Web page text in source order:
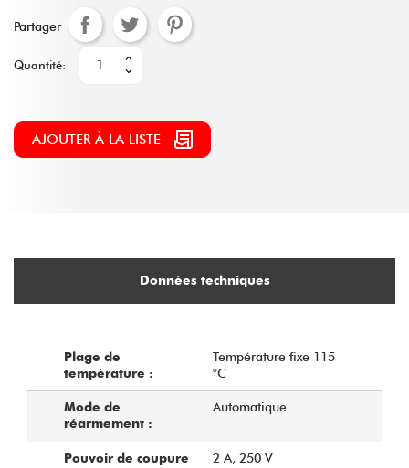
Partager
Quantité:
AJOUTER À LA LISTE
Données techniques
Plage de
température :
Température fixe 115
°C
Mode de
réarmement :
Automatique
Pouvoir de coupure
2 A, 250 V